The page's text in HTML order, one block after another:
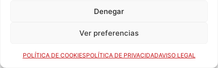
Denegar
Ver preferencias
POLÍTICA DE COOKIESPOLÍTICA DE PRIVACIDADAVISO LEGAL
TEMPORADA 2003-04